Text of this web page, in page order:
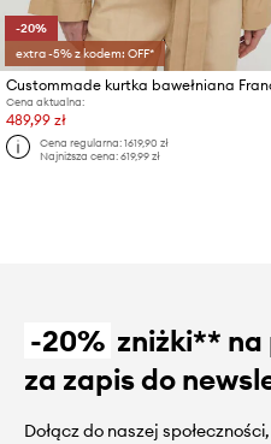
-20%
extra -5% z kodem: OFF*
Cena aktualna:
489,99 zł
Cena regularna:1619,90 zł
Najniższa cena:619,99 zł
-20% zniżki** na
za zapis do
Dołącz do naszej